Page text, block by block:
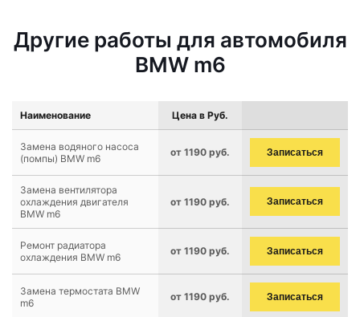
Другие работы для автомобиля
BMW m6
Наименование Цена в Руб.
Замена водяного насоса
(помпы) BMW m6
от 1190 руб. Записаться
Замена вентилятора
охлаждения двигателя
BMW m6
от 1190 руб. Записаться
Ремонт радиатора
охлаждения BMW m6
от 1190 руб. Записаться
Замена термостата BMW
m6
от 1190 руб. Записаться